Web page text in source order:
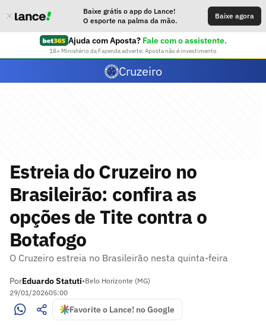
Baixe grátis o app do Lance!
O esporte na palma da mão.
Baixe agora
Ajuda com Aposta? Fale com o assistente.
18+ Ministério da Fazenda adverte: Aposta não é investimento
Cruzeiro
Estreia do Cruzeiro no
Brasileirão: confira as
opções de Tite contra o
Botafogo
O Cruzeiro estreia no Brasileirão nesta quinta-feira
PorEduardo Statuti•Belo Horizonte (MG)
29/01/202605:00
Favorite o Lance! no Google